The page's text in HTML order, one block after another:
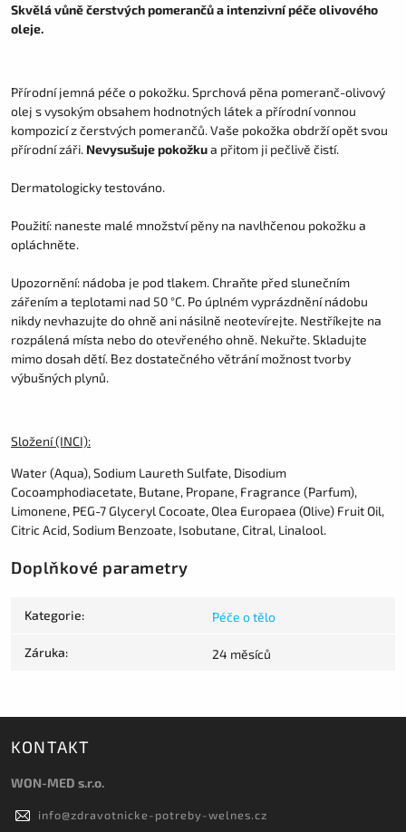
Skvělá vůně čerstvých pomerančů a intenzivní péče olivového
oleje.
Přírodní jemná péče o pokožku. Sprchová pěna pomeranč-olivový
olej s vysokým obsahem hodnotných látek a přírodní vonnou
kompozicí z čerstvých pomerančů. Vaše pokožka obdrží opět svou
přírodní záři. Nevysušuje pokožkua přitom ji pečlivě čistí.
Dermatologicky testováno.
Použití: naneste malé množství pěny na navlhčenou pokožku a
opláchněte.
Upozornění: nádoba je pod tlakem. Chraňte před slunečním
zářením a teplotami nad 50 °C. Po úplném vyprázdnění nádobu
nikdy nevhazujte do ohně ani násilně neotevírejte. Nestříkejte na
rozpálená místa nebo do otevřeného ohně. Nekuřte. Skladujte
mimo dosah dětí. Bez dostatečného větrání možnost tvorby
výbušných plynů.
Složení (INCI):
Water (Aqua), Sodium Laureth Sulfate, Disodium
Cocoamphodiacetate, Butane, Propane, Fragrance (Parfum),
Limonene, PEG-7 Glyceryl Cocoate, Olea Europaea (Olive) Fruit Oil,
Citric Acid, Sodium Benzoate, Isobutane, Citral, Linalool.
Doplňkové parametry
Kategorie: Péče o tělo
Záruka: 24 měsíců
KONTAKT
WON-MED s.r.o.
info@zdravotnicke-potreby-welnes.cz